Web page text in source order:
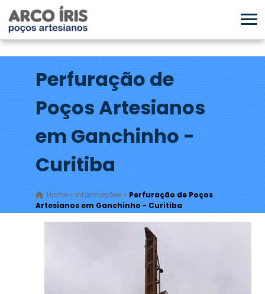
Perfuração de
Poços Artesianos
em Ganchinho -
Curitiba
Home» Informações » Perfuração de Poços
Artesianos em Ganchinho - Curitiba